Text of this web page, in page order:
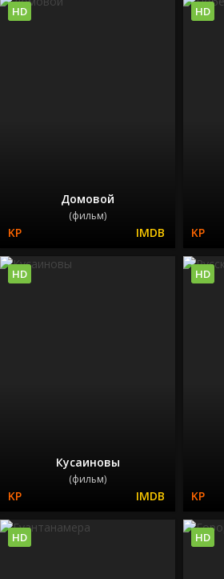
Домовой
(фильм)
HD HD
Кусаиновы
(фильм)
HD HD
HD HD